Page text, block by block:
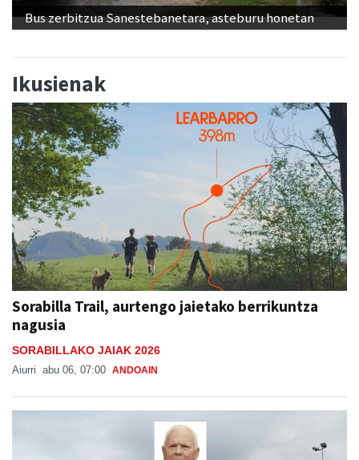
Bus zerbitzua Sanestebanetara, asteburu honetan
Ikusienak
Sorabilla Trail, aurtengo jaietako berrikuntza
nagusia
SORABILLAKO JAIAK 2026
Aiurri abu 06, 07:00 ANDOAIN